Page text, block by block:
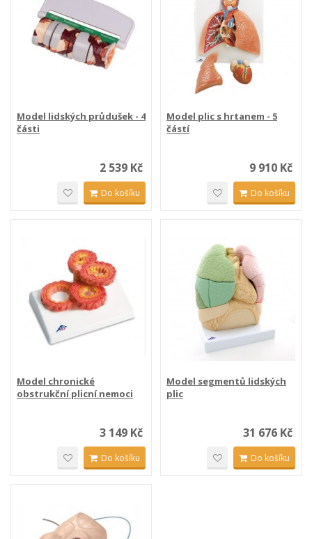
Model lidských průdušek - 4
části
2 539 Kč
Do košíku
Model plic s hrtanem - 5
částí
9 910 Kč
Do košíku
Model chronické
obstrukční plicní nemoci
3 149 Kč
Do košíku
Model segmentů lidských
plic
31 676 Kč
Do košíku